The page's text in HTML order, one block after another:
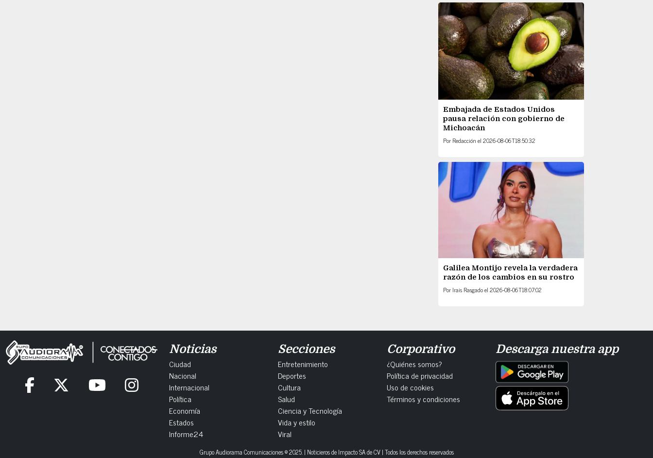
Embajada de Estados Unidos
pausa relación con gobierno de
Michoacán
Por Redacción el 2026-08-06T18:50:32
Galilea Montijo revela la verdadera
razón de los cambios en su rostro
Por Irais Rasgadoel 2026-08-06T18:07:02
Noticias
Ciudad
Nacional
Internacional
Política
Economía
Estados
Informe24
Secciones
Entretenimiento
Deportes
Cultura
Salud
Ciencia y Tecnología
Vida y estilo
Viral
Corporativo
¿Quiénes somos?
Política de privacidad
Uso de cookies
Términos y condiciones
Descarga nuestra app
Grupo Audiorama Comunicaciones © 2025. | Noticieros de Impacto SA de CV | Todos los derechos reservados